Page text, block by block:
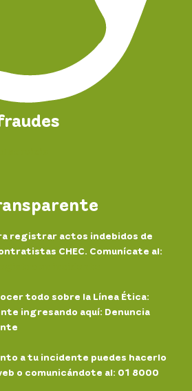
registrar actos indebidos de
CHEC. Comunícate al:
todo sobre la Línea Ética:
ingresando aquí: Denuncia
a tu incidente puedes hacerlo
o comunicándote al: 01 8000